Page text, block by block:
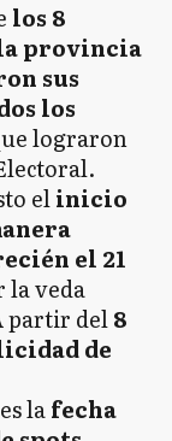
los 8
provincia
sus
los
lograron
elinicio
el 21
la veda
partir del8
de
lafecha